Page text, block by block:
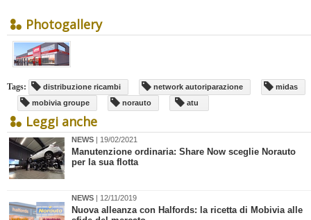
Photogallery
Tags: distribuzione ricambi network autoriparazione
midas
mobivia groupe
norauto atu
Leggi anche
NEWS | 19/02/2021
​Manutenzione ordinaria: Share Now sceglie Norauto
per la sua flotta
NEWS | 12/11/2019
Nuova alleanza con Halfords: la ricetta di Mobivia alle